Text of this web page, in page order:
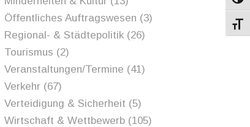
Öffentliches Auftragswesen (3)
Regional- & Städtepolitik(26)
Tourismus (2)
Veranstaltungen/Termine (41)
Verkehr(67)
Verteidigung & Sicherheit (5)
Wirtschaft & Wettbewerb(105)